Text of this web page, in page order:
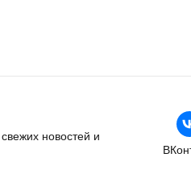
новостей и